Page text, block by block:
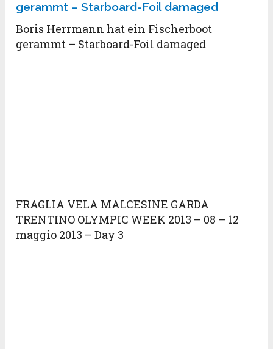
Boris Herrmann hat ein Fischerboot
gerammt – Starboard-Foil damaged
FRAGLIA VELA MALCESINE GARDA
TRENTINO OLYMPIC WEEK 2013 – 08 – 12
maggio 2013 – Day 3